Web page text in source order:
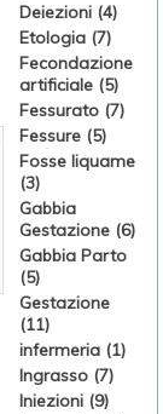
Deiezioni (4)
Etologia (7)
Fecondazione
artificiale (5)
Fessurato (7)
Fessure (5)
Fosse liquame
(3)
Gabbia
Gestazione (6)
Gabbia Parto
(5)
Gestazione
(11)
infermeria (1)
Ingrasso (7)
Iniezioni (9)